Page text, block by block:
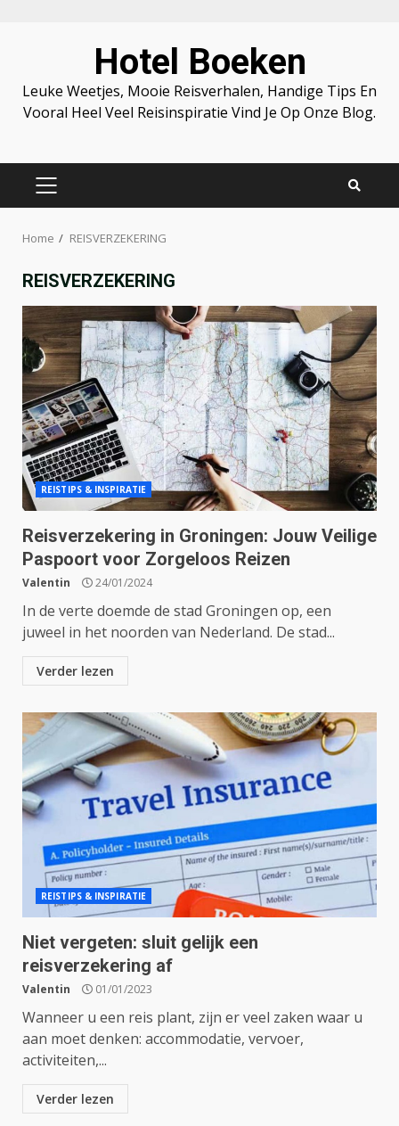
Hotel Boeken
Leuke Weetjes, Mooie Reisverhalen, Handige Tips En
Vooral Heel Veel Reisinspiratie Vind Je Op Onze Blog.
PRIMARY
Home REISVERZEKERING
REISVERZEKERING
REISTIPS & INSPIRATIE
Reisverzekering in Groningen: Jouw Veilige
Paspoort voor Zorgeloos Reizen
Valentin 24/01/2024
In de verte doemde de stad Groningen op, een
juweel in het noorden van Nederland. De stad...
Verder lezen
REISTIPS & INSPIRATIE
Niet vergeten: sluit gelijk een
reisverzekering af
Valentin 01/01/2023
Wanneer u een reis plant, zijn er veel zaken waar u
aan moet denken: accommodatie, vervoer,
activiteiten,...
Verder lezen